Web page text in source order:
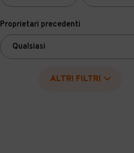
Proprietari precedenti
ALTRI FILTRI